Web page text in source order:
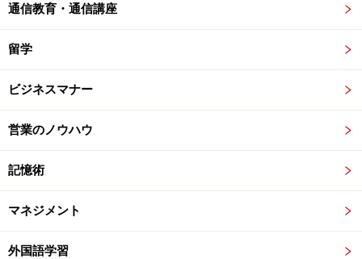
通信教育・通信講座
留学
ビジネスマナー
営業のノウハウ
記憶術
マネジメント
外国語学習